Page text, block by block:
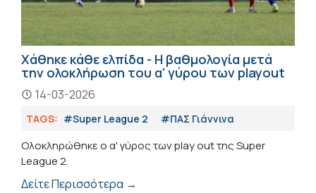
Χάθηκε κάθε ελπίδα - Η βαθμολογία μετά
την ολοκλήρωση του α' γύρου των playout
14-03-2026
TAGS: #Super League 2 #ΠΑΣ Γιάννινα
Ολοκληρώθηκε ο α' γύρος των play out της Super
League 2.
Δείτε Περισσότερα →